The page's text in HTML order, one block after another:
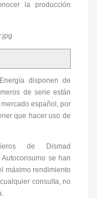
la producción
disponen de
de serie están
español, por
que hacer uso de
de Dismad
se han
máximo rendimiento
consulta, no